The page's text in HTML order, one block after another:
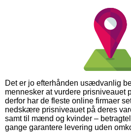
Det er jo efterhånden usædvanlig
mennesker at vurdere prisniveauet
derfor har de fleste online firmaer
nedskære prisniveauet på deres
samt til mænd og kvinder –
gange garantere levering uden